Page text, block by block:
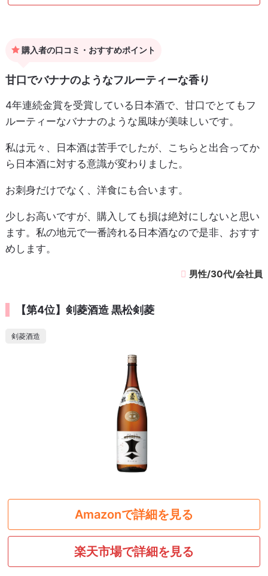
購入者の口コミ・おすすめポイント
甘口でバナナのようなフルーティーな香り
4年連続金賞を受賞している日本酒で、甘口でとてもフ
ルーティーなバナナのような風味が美味しいです。
私は元々、日本酒は苦手でしたが、こちらと出合ってか
ら日本酒に対する意識が変わりました。
お刺身だけでなく、洋食にも合います。
少しお高いですが、購入しても損は絶対にしないと思い
ます。私の地元で一番誇れる日本酒なので是非、おすす
めします。
男性/30代/会社員
【第4位】剣菱酒造 黒松剣菱
剣菱酒造
Amazonで詳細を見る
楽天市場で詳細を見る